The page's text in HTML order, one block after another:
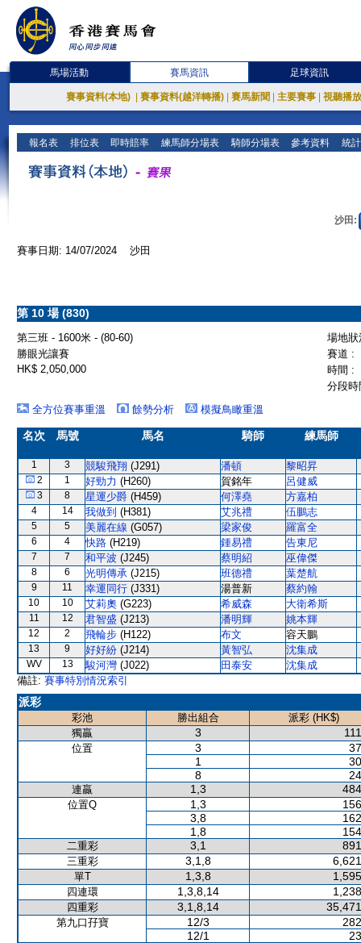
馬場活動 賽馬資訊 足球資訊
賽事資料(本地) 賽事資料(越洋轉播) 賽馬新聞 主要賽事 視聽播
報名表 排位表 即時賠率 練馬師分場表 騎師分場表 參考資料 統
沙田:
賽事日期: 14/07/2024 沙田
第 10 場 (830)
第三班 - 1600米 - (80-60)
場地
勝眼光讓賽
賽道 :
HK$ 2,050,000
時間 :
分段
全方位賽事重溫
餘勢分析 模擬鳥瞰重溫
名次 馬號 馬名 騎師 練馬師
1 3 競駿飛翔 (J291) 潘頓 黎昭昇
2 1 好勁力 (H260) 賀銘年 呂健威
3 8 星運少爵 (H459) 何澤堯 方嘉柏
4 14 我做到 (H381) 艾兆禮 伍鵬志
5 5 美麗在線 (G057) 梁家俊 羅富全
6 4 快路 (H219) 鍾易禮 告東尼
7 7 和平波 (J245) 蔡明紹 巫偉傑
8 6 光明傳承 (J215) 班德禮 葉楚航
9 11 幸運同行 (J331) 湯普新 蔡約翰
10 10 艾莉奧 (G223) 希威森 大衛希斯
11 12 君智盛 (J213) 潘明輝 姚本輝
12 2 飛輪步 (H122) 布文 容天鵬
13 9 好好紛 (J214) 黃智弘 沈集成
WV 13 駿河灣 (J022) 田泰安
沈集成
備註: 賽事特別情況索引
派彩
彩池 勝出組合
派彩 (HK$)
獨贏
3
位置 3
1
8
連贏 1,3
位置Q 1,3
3,8
1,8
二重彩 3,1
三重彩 3,1,8
單T 1,3,8
四連環 1,3,8,14
四重彩 3,1,8,14
第九口孖寶 12/3
12/1